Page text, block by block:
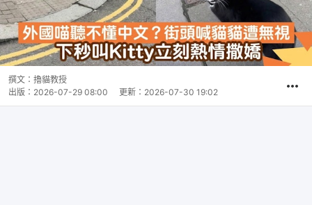
撰文： 擼貓教授
出版： 2026-07-29 08:00 更新： 2026-07-30 19:02